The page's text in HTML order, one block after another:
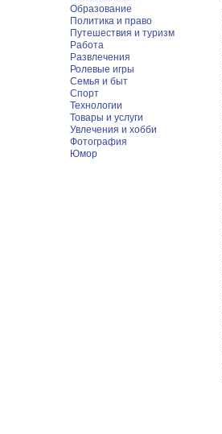
Образование
Политика и право
Путешествия и туризм
Работа
Развлечения
Ролевые игры
Семья и быт
Спорт
Технологии
Товары и услуги
Увлечения и хобби
Фотография
Юмор